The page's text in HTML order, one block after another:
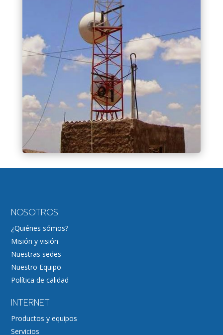
NOSOTROS
¿Quiénes sómos?
Misión y visión
Nuestras sedes
Nuestro Equipo
Política de calidad
INTERNET
Productos y equipos
Servicios